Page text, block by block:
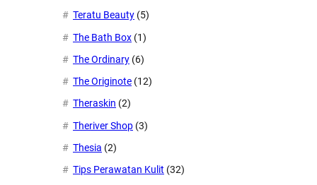
Teratu Beauty (5)
The Bath Box (1)
The Ordinary (6)
The Originote (12)
Theraskin (2)
Theriver Shop (3)
Thesia (2)
Tips Perawatan Kulit (32)